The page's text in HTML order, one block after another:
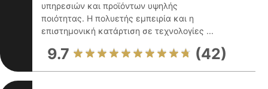
υπηρεσιών και προϊόντων υψηλής
ποιότητας. Η πολυετής εμπειρία και η
επιστημονική κατάρτιση σε τεχνολογίες ...
9.7 (42)